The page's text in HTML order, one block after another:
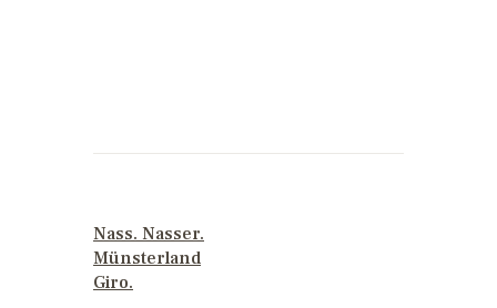
Nass. Nasser.
Münsterland
Giro.